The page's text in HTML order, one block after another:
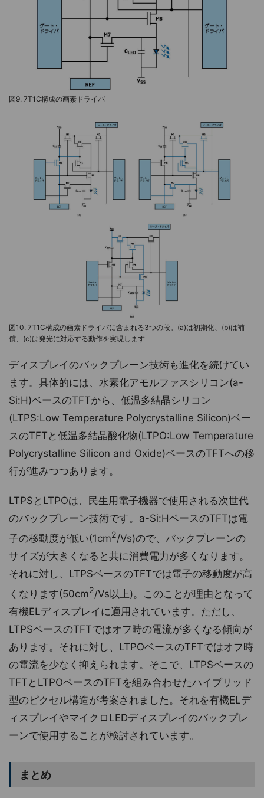
図9. 7T1C構成の画素ドライバ
図10. 7T1C構成の画素ドライバに含まれる3つの段。(a)は初期化、(b)は補
償、(c)は発光に対応する動作を実現します
ディスプレイのバックプレーン技術も進化を続けてい
ます。具体的には、水素化アモルファスシリコン(a-
Si:H)ベースのTFTから、低温多結晶シリコン
(LTPS:Low Temperature Polycrystalline Silicon)ベー
スのTFTと低温多結晶酸化物(LTPO:Low Temperature
Polycrystalline Silicon and Oxide)ベースのTFTへの移
行が進みつつあります。
LTPSとLTPOは、民生用電子機器で使用される次世代
のバックプレーン技術です。a-Si:HベースのTFTは電
子の移動度が低い(1cm2/Vs)ので、バックプレーンの
サイズが大きくなると共に消費電力が多くなります。
それに対し、LTPSベースのTFTでは電子の移動度が高
くなります(50cm2/Vs以上)。このことが理由となって
有機ELディスプレイに適用されています。ただし、
LTPSベースのTFTではオフ時の電流が多くなる傾向が
あります。それに対し、LTPOベースのTFTではオフ時
の電流を少なく抑えられます。そこで、LTPSベースの
TFTとLTPOベースのTFTを組み合わせたハイブリッド
型のピクセル構造が考案されました。それを有機ELデ
ィスプレイやマイクロLEDディスプレイのバックプレ
ーンで使用することが検討されています。
まとめ